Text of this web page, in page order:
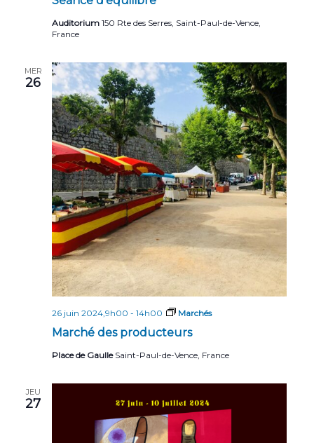
Auditorium 150 Rte des Serres, Saint-Paul-de-Vence,
France
MER
26
Marché des producteurs
26 juin 2024,9h00 - 14h00 Marchés
Place de Gaulle Saint-Paul-de-Vence, France
JEU
27